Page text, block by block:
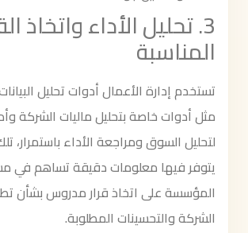
3. تحليل الأداء واتخاذ
المناسبة
تستخدم إدارة الأعمال أدوات تحليل
مثل أدوات خاصة بتحليل ماليات الشركة
لتحليل السوق ومراجعة الأداء باستمرار،
يتوفر فيها معلومات دقيقة تساهم في
المؤسسة على اتخاذ قرار مدروس بشأن
الشركة والتحسينات المطلوبة.